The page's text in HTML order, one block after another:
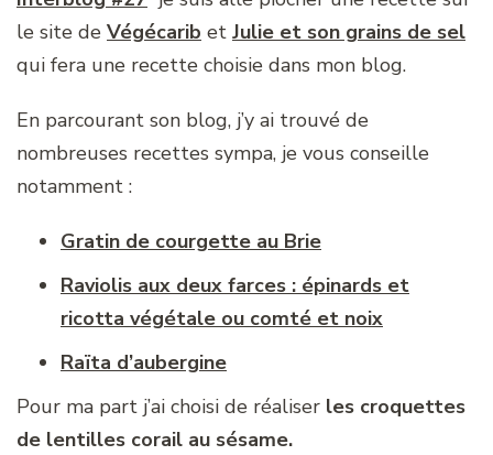
le site de Végécarib et Julie et son grains de sel
qui fera une recette choisie dans mon blog.
En parcourant son blog, j’y ai trouvé de
nombreuses recettes sympa, je vous conseille
notamment :
Gratin de courgette au Brie
Raviolis aux deux farces : épinards et
ricotta végétale ou comté et noix
Raïta d’aubergine
Pour ma part j’ai choisi de réaliser les croquettes
de lentilles corail au sésame.